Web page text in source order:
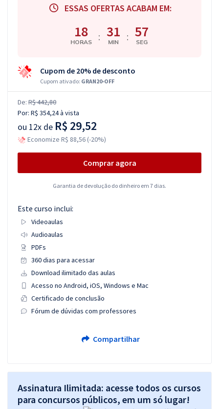
ESSAS OFERTAS ACABAM EM:
18
HORAS : 31
MIN : 56
SEG
Cupom de 20% de desconto
Cupom ativado: GRAN20-OFF
De: R$ 442,80
Por: R$ 354,24à vista
ou 12x de R$ 29,52
Economize R$ 88,56 (-20%)
Comprar agora
Garantia de devolução do dinheiro em 7 dias.
Este curso inclui:
Videoaulas
Audioaulas
PDFs
360 dias para acessar
Download ilimitado das aulas
Acesso no Android, iOS, Windows e Mac
Certificado de conclusão
Fórum de dúvidas com professores
Compartilhar
Assinatura Ilimitada: acesse todos os cursos
para concursos públicos, em um só lugar!